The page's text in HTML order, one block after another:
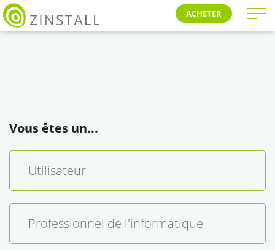
ACHETER
Vous êtes un...
Utilisateur
Professionnel de l'informatique